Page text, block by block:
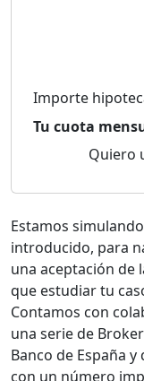
Importe
Tu cuota
Quiero
Estamos
introducido, para
una aceptación de
que estudiar tu
Contamos con
una serie de
Banco de España
con un número